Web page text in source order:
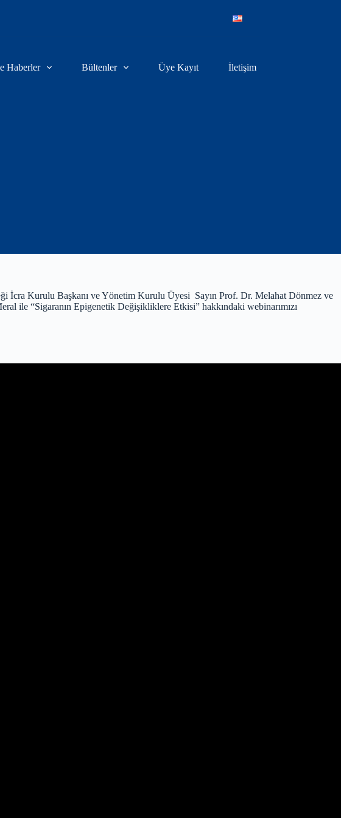
Haberler Bültenler Üye Kayıt İletişim
İcra Kurulu Başkanı ve Yönetim Kurulu Üyesi Sayın Prof. Dr. Melahat Dönmez ve
ile “Sigaranın Epigenetik Değişikliklere Etkisi” hakkındaki webinarımızı